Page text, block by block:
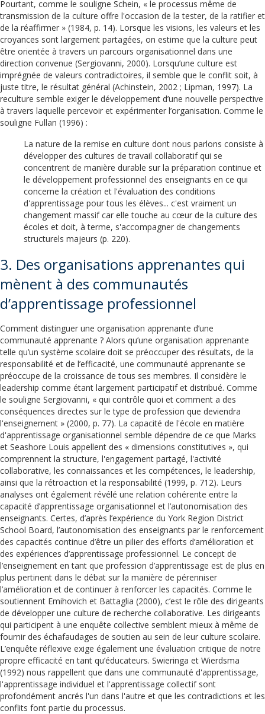
Pourtant, comme le souligne Schein, « le processus même de
transmission de la culture offre l'occasion de la tester, de la ratifier et
de la réaffirmer » (1984, p. 14). Lorsque les visions, les valeurs et les
croyances sont largement partagées, on estime que la culture peut
être orientée à travers un parcours organisationnel dans une
direction convenue (Sergiovanni, 2000). Lorsqu’une culture est
imprégnée de valeurs contradictoires, il semble que le conflit soit, à
juste titre, le résultat général (Achinstein, 2002 ; Lipman, 1997). La
reculture semble exiger le développement d’une nouvelle perspective
à travers laquelle percevoir et expérimenter l’organisation. Comme le
souligne Fullan (1996) :
La nature de la remise en culture dont nous parlons consiste à
développer des cultures de travail collaboratif qui se
concentrent de manière durable sur la préparation continue et
le développement professionnel des enseignants en ce qui
concerne la création et l'évaluation des conditions
d'apprentissage pour tous les élèves... c'est vraiment un
changement massif car elle touche au cœur de la culture des
écoles et doit, à terme, s'accompagner de changements
structurels majeurs (p. 220).
3. Des organisations apprenantes qui
mènent à des communautés
d’apprentissage professionnel
Comment distinguer une organisation apprenante d’une
communauté apprenante ? Alors qu’une organisation apprenante
telle qu’un système scolaire doit se préoccuper des résultats, de la
responsabilité et de l’efficacité, une communauté apprenante se
préoccupe de la croissance de tous ses membres. Il considère le
leadership comme étant largement participatif et distribué. Comme
le souligne Sergiovanni, « qui contrôle quoi et comment a des
conséquences directes sur le type de profession que deviendra
l'enseignement » (2000, p. 77). La capacité de l'école en matière
d'apprentissage organisationnel semble dépendre de ce que Marks
et Seashore Louis appellent des « dimensions constitutives », qui
comprennent la structure, l'engagement partagé, l'activité
collaborative, les connaissances et les compétences, le leadership,
ainsi que la rétroaction et la responsabilité (1999, p. 712). Leurs
analyses ont également révélé une relation cohérente entre la
capacité d’apprentissage organisationnel et l’autonomisation des
enseignants. Certes, d’après l’expérience du York Region District
School Board, l’autonomisation des enseignants par le renforcement
des capacités continue d’être un pilier des efforts d’amélioration et
des expériences d’apprentissage professionnel. Le concept de
l’enseignement en tant que profession d’apprentissage est de plus en
plus pertinent dans le débat sur la manière de pérenniser
l’amélioration et de continuer à renforcer les capacités. Comme le
soutiennent Emihovich et Battaglia (2000), c’est le rôle des dirigeants
de développer une culture de recherche collaborative. Les dirigeants
qui participent à une enquête collective semblent mieux à même de
fournir des échafaudages de soutien au sein de leur culture scolaire.
L’enquête réflexive exige également une évaluation critique de notre
propre efficacité en tant qu’éducateurs. Swieringa et Wierdsma
(1992) nous rappellent que dans une communauté d'apprentissage,
l'apprentissage individuel et l'apprentissage collectif sont
profondément ancrés l'un dans l'autre et que les contradictions et les
conflits font partie du processus.